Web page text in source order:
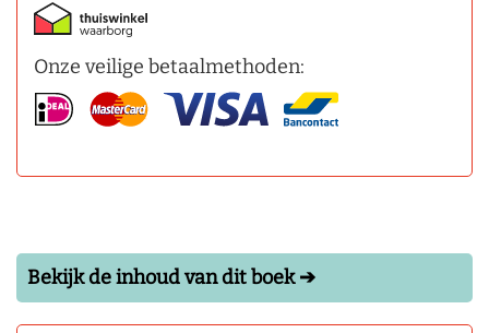
Onze veilige betaalmethoden:
Bekijk de inhoud van dit boek ➔